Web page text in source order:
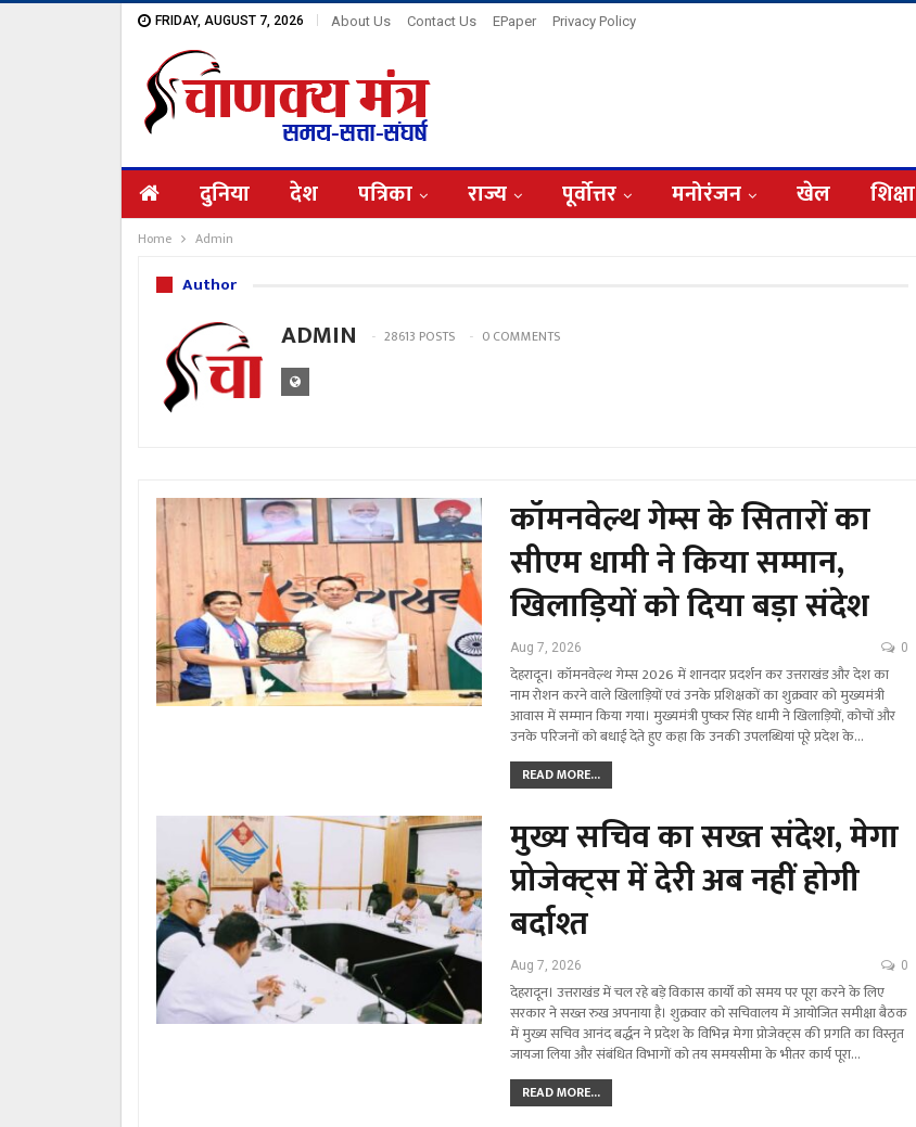
FRIDAY, AUGUST 7, 2026 About Us Contact Us EPaper Privacy Policy
दुनिया देश पत्रिका राज्य पूर्वोत्तर मनोरंजन खेल शिक्षा
Home Admin
Author
ADMIN 28613 POSTS 0 COMMENTS
कॉमनवेल्थ गेम्स के सितारों का
सीएम धामी ने किया सम्मान,
खिलाड़ियों को दिया बड़ा संदेश
Aug 7, 2026 0
देहरादून। कॉमनवेल्थ गेम्स 2026 में शानदार प्रदर्शन कर उत्तराखंड और देश का
नाम रोशन करने वाले खिलाड़ियों एवं उनके प्रशिक्षकों का शुक्रवार को मुख्यमंत्री
आवास में सम्मान किया गया। मुख्यमंत्री पुष्कर सिंह धामी ने खिलाड़ियों, कोचों और
उनके परिजनों को बधाई देते हुए कहा कि उनकी उपलब्धियां पूरे प्रदेश के…
READ MORE...
मुख्य सचिव का सख्त संदेश, मेगा
प्रोजेक्ट्स में देरी अब नहीं होगी
बर्दाश्त
Aug 7, 2026 0
देहरादून। उत्तराखंड में चल रहे बड़े विकास कार्यों को समय पर पूरा करने के लिए
सरकार ने सख्त रुख अपनाया है। शुक्रवार को सचिवालय में आयोजित समीक्षा बैठक
में मुख्य सचिव आनंद बर्द्धन ने प्रदेश के विभिन्न मेगा प्रोजेक्ट्स की प्रगति का विस्तृत
जायजा लिया और संबंधित विभागों को तय समयसीमा के भीतर कार्य पूरा…
READ MORE...